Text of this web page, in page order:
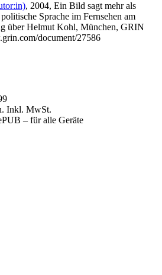
, 2004, Ein Bild sagt mehr als
Sprache im Fernsehen am
über Helmut Kohl, München, GRIN
document/27586
Inkl. MwSt.
– für alle Geräte